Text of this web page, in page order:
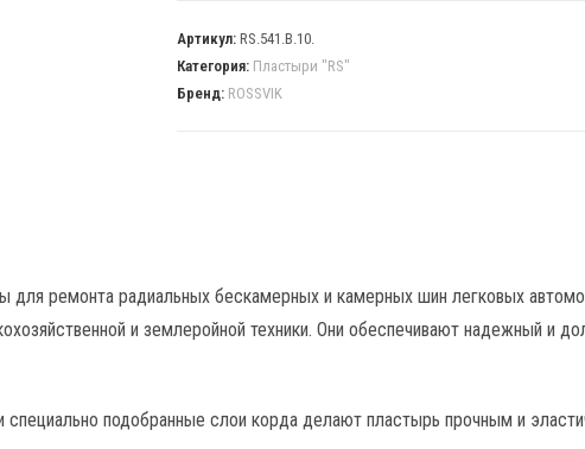
Артикул:RS.541.B.10.
Категория: Пластыри "RS"
Бренд: ROSSVIK
для ремонта радиальных бескамерных и камерных шин легковых
и землеройной техники. Они обеспечивают надежный и
специально подобранные слои корда делают пластырь прочным и